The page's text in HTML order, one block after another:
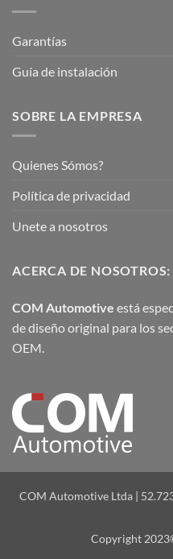
Garantías
Guía de instalación
SOBRE LA EMPRESA
Quienes Sómos?
Política de privacidad
Unete a nosotros
ACERCA DE NOSOTROS:
COM Automotive está
de diseño original para los
OEM.
COM Automotive Ltda |
Copyright